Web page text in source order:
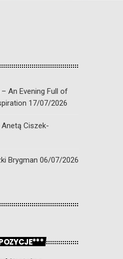
An Evening Full of
17/07/2026
Ciszek-
Brygman 06/07/2026